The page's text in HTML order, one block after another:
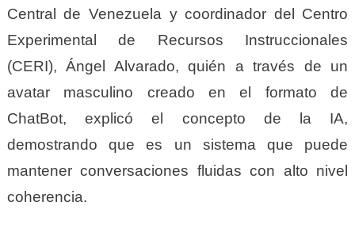
Central de Venezuela y coordinador del Centro
Experimental de Recursos Instruccionales
(CERI), Ángel Alvarado, quién a través de un
avatar masculino creado en el formato de
ChatBot, explicó el concepto de la IA,
demostrando que es un sistema que puede
mantener conversaciones fluidas con alto nivel
coherencia.